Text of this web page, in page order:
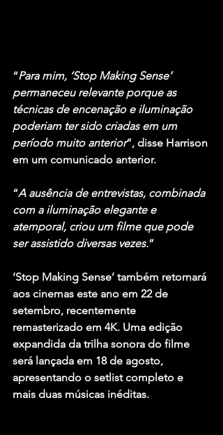
“Para mim, ‘Stop Making Sense’
permaneceu relevante porque as
técnicas de encenação e iluminação
poderiam ter sido criadas em um
período muito anterior”, disse Harrison
em um comunicado anterior.
“A ausência de entrevistas, combinada
com a iluminação elegante e
atemporal, criou um filme que pode
ser assistido diversas vezes.”
‘Stop Making Sense’ também retornará
aos cinemas este ano em 22 de
setembro, recentemente
remasterizado em 4K. Uma edição
expandida da trilha sonora do filme
será lançada em 18 de agosto,
apresentando o setlist completo e
mais duas músicas inéditas.